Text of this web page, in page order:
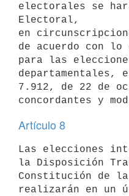
electorales se
Electoral,
en
de acuerdo con
para las
departamentales,
7.912, de 22 de
Artículo 8
Las elecciones
la Disposición
Constitución de
realizarán en un